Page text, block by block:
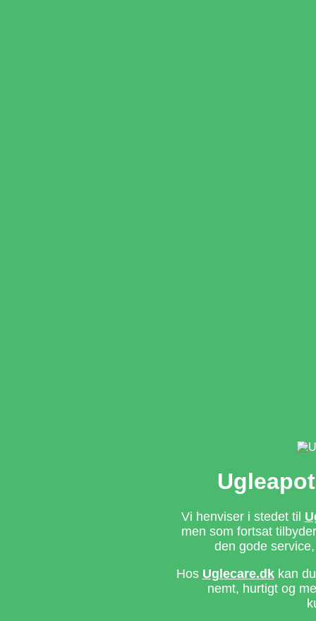
Vi henviser i stedet til
men som fortsat
den gode
Hos Uglecare.dkkan du
nemt, hurtigt og